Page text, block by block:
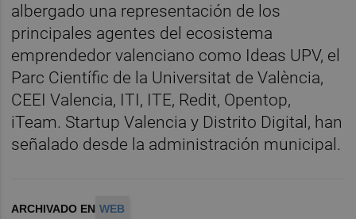
albergado una representación de los
principales agentes del ecosistema
emprendedor valenciano como Ideas UPV, el
Parc Científic de la Universitat de València,
CEEI Valencia, ITI, ITE, Redit, Opentop,
iTeam. Startup Valencia y Distrito Digital, han
señalado desde la administración municipal.
ARCHIVADO EN WEB